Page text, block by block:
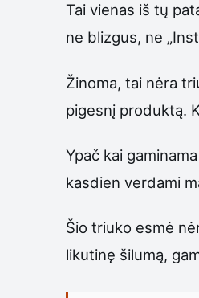
Tai vienas iš tų
ne blizgus, ne
Žinoma, tai nėra
pigesnį produktą.
Ypač kai
kasdien verdami
Šio triuko esmė
likutinę šilumą,